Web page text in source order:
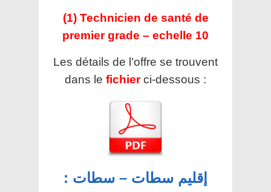
(1) Technicien de santé de
premier grade – echelle 10
Les détails de l’offre se trouvent
dans le fichier ci-dessous :
إقليم سطات – سطات :